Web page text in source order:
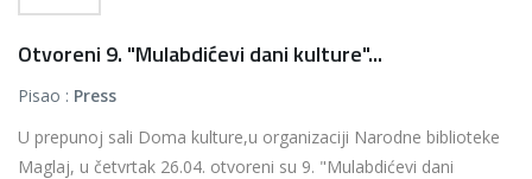
Otvoreni 9. "Mulabdićevi dani kulture"...
Pisao : Press
U prepunoj sali Doma kulture,u organizaciji Narodne biblioteke
Maglaj, u četvrtak 26.04. otvoreni su 9. "Mulabdićevi dani